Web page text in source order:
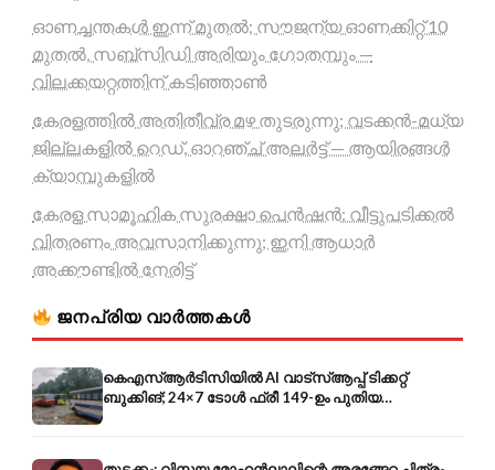
ഓണച്ചന്തകൾ ഇന്ന് മുതൽ; സൗജന്യ ഓണക്കിറ്റ് 10
മുതൽ, സബ്സിഡി അരിയും ഗോതമ്പും —
വിലക്കയറ്റത്തിന് കടിഞ്ഞാൺ
കേരളത്തിൽ അതിതീവ്ര മഴ തുടരുന്നു; വടക്കൻ-മധ്യ
ജില്ലകളിൽ റെഡ്, ഓറഞ്ച് അലർട്ട് — ആയിരങ്ങൾ
ക്യാമ്പുകളിൽ
കേരള സാമൂഹിക സുരക്ഷാ പെൻഷൻ: വീട്ടുപടിക്കൽ
വിതരണം അവസാനിക്കുന്നു; ഇനി ആധാർ
അക്കൗണ്ടിൽ നേരിട്ട്
ജനപ്രിയ വാർത്തകൾ
കെഎസ്ആർടിസിയിൽ AI വാട്സ്ആപ്പ് ടിക്കറ്റ്
ബുക്കിങ്; 24×7 ടോൾ ഫ്രീ 149-ഉം പുതിയ
കൊറിയറും